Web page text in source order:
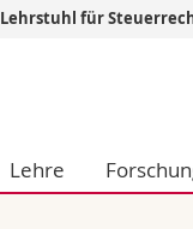
und
Fak.
Lehrstuhl für
Lehre